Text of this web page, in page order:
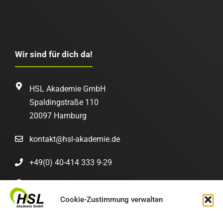
Cookie-Zustimmung verwalten
Wir sind für dich da!
HSL Akademie GmbH
Spaldingstraße 110
20097 Hamburg
kontakt@hsl-akademie.de
+49(0) 40-414 333 9-29
9:00 Uhr bis 16:30 Uhr